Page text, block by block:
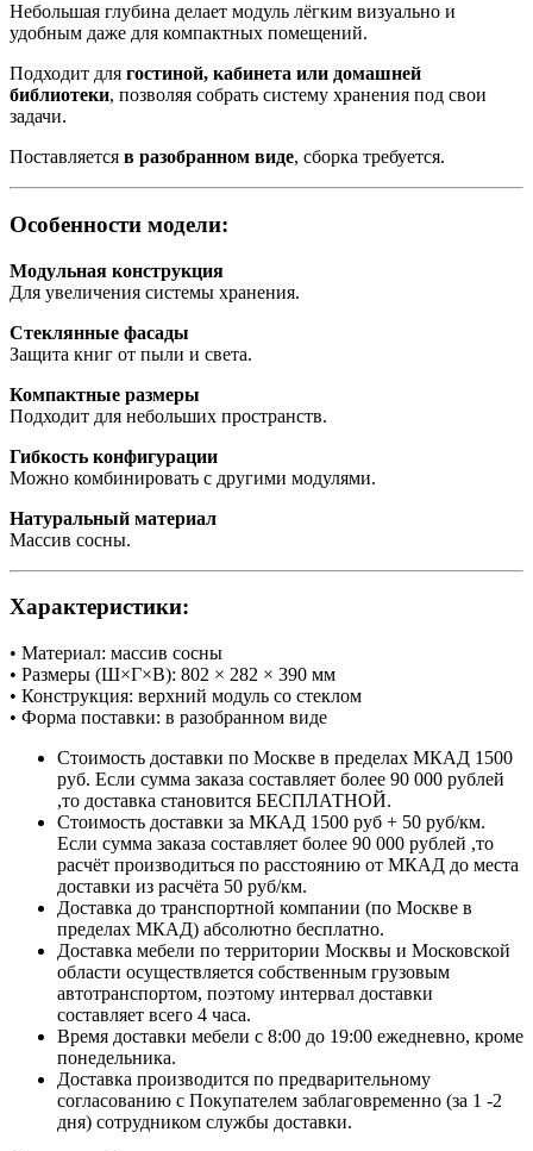
Небольшая глубина делает модуль лёгким визуально и
удобным даже для компактных помещений.
Подходит для гостиной, кабинета или домашней
библиотеки, позволяя собрать систему хранения под свои
задачи.
Поставляется в разобранном виде, сборка требуется.
Особенности модели:
Модульная конструкция
Для увеличения системы хранения.
Стеклянные фасады
Защита книг от пыли и света.
Компактные размеры
Подходит для небольших пространств.
Гибкость конфигурации
Можно комбинировать с другими модулями.
Натуральный материал
Массив сосны.
Характеристики:
• Материал: массив сосны
• Размеры (Ш×Г×В): 802 × 282 × 390 мм
• Конструкция: верхний модуль со стеклом
• Форма поставки: в разобранном виде
Стоимость доставки по Москве в пределах МКАД 1500
руб. Если сумма заказа составляет более 90 000 рублей
,то доставка становится БЕСПЛАТНОЙ.
Стоимость доставки за МКАД 1500 руб + 50 руб/км.
Если сумма заказа составляет более 90 000 рублей ,то
расчёт производиться по расстоянию от МКАД до места
доставки из расчёта 50 руб/км.
Доставка до транспортной компании (по Москве в
пределах МКАД) абсолютно бесплатно.
Доставка мебели по территории Москвы и Московской
области осуществляется собственным грузовым
автотранспортом, поэтому интервал доставки
составляет всего 4 часа.
Время доставки мебели с 8:00 до 19:00 ежедневно, кроме
понедельника.
Доставка производится по предварительному
согласованию с Покупателем заблаговременно (за 1 -2
дня) сотрудником службы доставки.